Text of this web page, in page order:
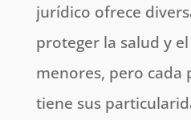
jurídico ofrece
proteger la salud y
menores, pero cada
tiene sus